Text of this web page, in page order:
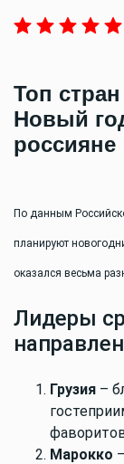
Топ
Новый
россияне
По данным
планируют
оказался весьма
Лидеры
Грузия –
Марокко